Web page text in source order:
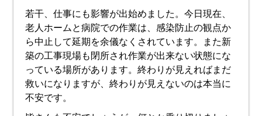
若干、仕事にも影響が出始めました。今日現在、
老人ホームと病院での作業は、感染防止の観点か
ら中止して延期を余儀なくされています。また新
築の工事現場も閉所され作業が出来ない状態にな
っている場所があります。終わりが見えればまだ
救いになりますが、終わりが見えないのは本当に
不安です。